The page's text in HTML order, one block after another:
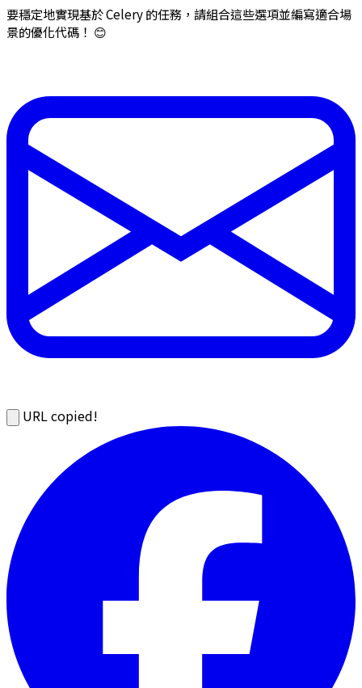
要穩定地實現基於 Celery 的任務，請組合這些選項並編寫適合場
景的優化代碼！ 😊
URL copied!